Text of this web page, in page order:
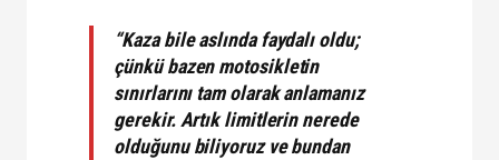
“Kaza bile aslında faydalı oldu;
çünkü bazen motosikletin
sınırlarını tam olarak anlamanız
gerekir. Artık limitlerin nerede
olduğunu biliyoruz ve bundan